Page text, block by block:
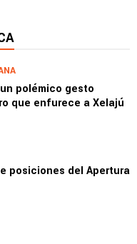
polémico gesto
que enfurece a Xelajú
posiciones del Apertura